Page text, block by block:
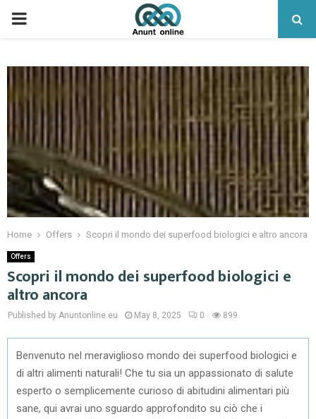
PRIMARY
Home Offers Scopri il mondo dei superfood biologici e altro ancora
Offers
Scopri il mondo dei superfood biologici e
altro ancora
Published by Anuntonline.eu May 8, 2025 0 899
Benvenuto nel meraviglioso mondo dei superfood biologici e
di altri alimenti naturali! Che tu sia un appassionato di salute
esperto o semplicemente curioso di abitudini alimentari più
sane, qui avrai uno sguardo approfondito su ciò che i